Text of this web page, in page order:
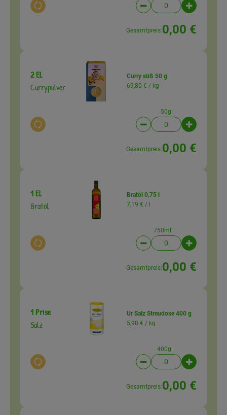
Auswahl ändern Artikelanzahl
Gesamtpreis:0,00 €
2 EL
Currypulver
Auswahl ändern
Curry süß 50 g
69,80 € / kg
50g
Artikelanzahl
Gesamtpreis:0,00 €
1 EL
Bratöl
Auswahl ändern
Bratöl 0,75 l
7,19 € /
750ml
Artikelanzahl
Gesamtpreis:0,00 €
1 Prise
Salz
Auswahl ändern
Ur Salz Streudose 400 g
5,98 € / kg
400g
Artikelanzahl
Gesamtpreis:0,00 €